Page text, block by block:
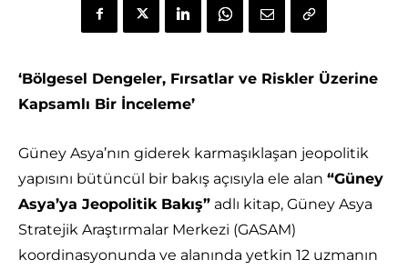
‘Bölgesel Dengeler, Fırsatlar ve Riskler Üzerine
Kapsamlı Bir İnceleme’
Güney Asya’nın giderek karmaşıklaşan jeopolitik
yapısını bütüncül bir bakış açısıyla ele alan “Güney
Asya’ya Jeopolitik Bakış” adlı kitap, Güney Asya
Stratejik Araştırmalar Merkezi (GASAM)
koordinasyonunda ve alanında yetkin 12 uzmanın